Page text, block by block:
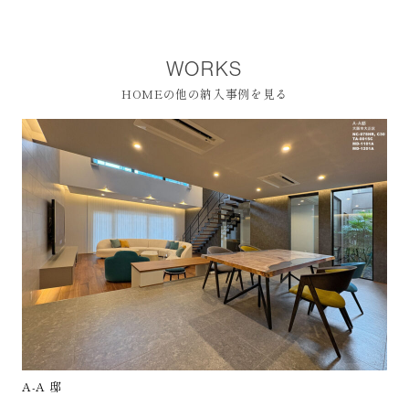
WORKS
HOMEの他の納入事例を見る
A-A 邸